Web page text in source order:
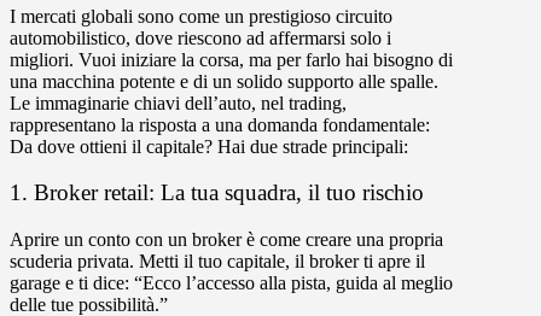
I mercati globali sono come un prestigioso circuito
automobilistico, dove riescono ad affermarsi solo i
migliori. Vuoi iniziare la corsa, ma per farlo hai bisogno di
una macchina potente e di un solido supporto alle spalle.
Le immaginarie chiavi dell’auto, nel trading,
rappresentano la risposta a una domanda fondamentale:
Da dove ottieni il capitale? Hai due strade principali:
1. Broker retail: La tua squadra, il tuo rischio
Aprire un conto con un broker è come creare una propria
scuderia privata. Metti il tuo capitale, il broker ti apre il
garage e ti dice: “Ecco l’accesso alla pista, guida al meglio
delle tue possibilità.”